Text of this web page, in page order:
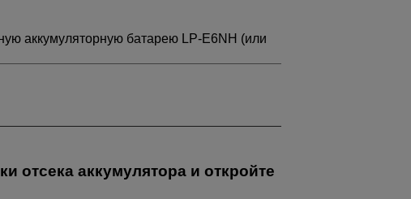
аккумуляторную батарею LP-E6NH (или
отсека аккумулятора и откройте